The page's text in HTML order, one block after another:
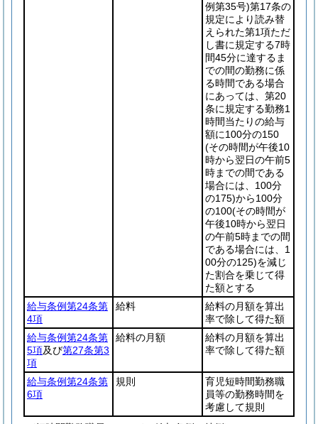
例第35号)第17条の
規定により読み替
えられた第1項ただ
し書に規定する7時
間45分に達するま
での間の勤務に係
る時間である場合
にあっては、第20
条に規定する勤務1
時間当たりの給与
額に100分の150
(その時間が午後10
時から翌日の午前5
時までの間である
場合には、100分
の175)から100分
の100(その時間が
午後10時から翌日
の午前5時までの間
である場合には、1
00分の125)を減じ
た割合を乗じて得
た額とする
給与条例第24条第
4項
給料
給料の月額を算出
率で除して得た額
給与条例第24条第
5項及び第27条第3
項
給料の月額
給料の月額を算出
率で除して得た額
給与条例第24条第
6項
規則
育児短時間勤務職
員等の勤務時間を
考慮して規則